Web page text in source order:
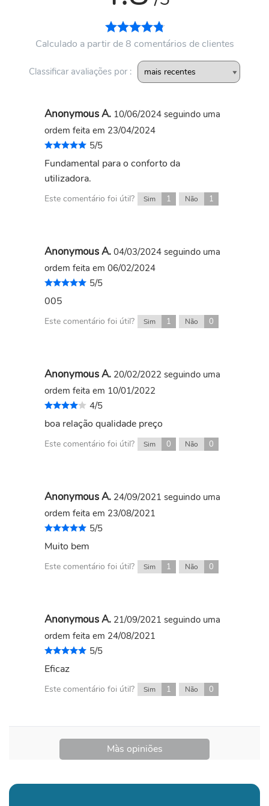
Calculado a partir de 8 comentários de clientes
Classificar avaliações por :
Anonymous A. 10/06/2024 seguindo uma
ordem feita em 23/04/2024
5/5
Fundamental para o conforto da
utilizadora.
Este comentário foi útil? Sim 1 Não 1
Anonymous A.04/03/2024 seguindo uma
ordem feita em 06/02/2024
5/5
005
Este comentário foi útil? Sim 1 Não 0
Anonymous A. 20/02/2022 seguindo uma
ordem feita em 10/01/2022
4/5
boa relação qualidade preço
Este comentário foi útil? Sim 0 Não 0
Anonymous A. 24/09/2021 seguindo uma
ordem feita em 23/08/2021
5/5
Muito bem
Este comentário foi útil? Sim 1 Não 0
Anonymous A. 21/09/2021 seguindo uma
ordem feita em 24/08/2021
5/5
Eficaz
Este comentário foi útil? Sim 1 Não 0
Màs opiniões